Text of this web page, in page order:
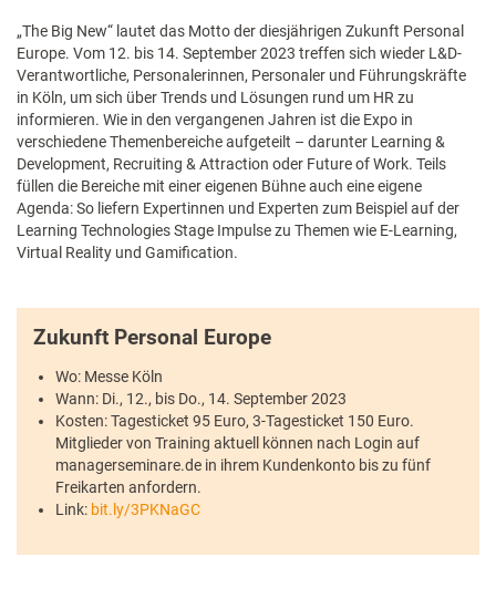
„The Big New“ lautet das Motto der diesjährigen Zukunft Personal
Europe. Vom 12. bis 14. September 2023 treffen sich wieder L&D-
Verantwortliche, Personalerinnen, Personaler und Führungskräfte
in Köln, um sich über Trends und Lösungen rund um HR zu
informieren. Wie in den vergangenen Jahren ist die Expo in
verschiedene Themenbereiche aufgeteilt – darunter Learning &
Development, Recruiting & Attraction oder Future of Work. Teils
füllen die Bereiche mit einer eigenen Bühne auch eine eigene
Agenda: So liefern Expertinnen und Experten zum Beispiel auf der
Learning Technologies Stage Impulse zu Themen wie E-Learning,
Virtual Reality und Gamification.
Zukunft Personal Europe
Wo: Messe Köln
Wann: Di., 12., bis Do., 14. September 2023
Kosten: Tagesticket 95 Euro, 3-Tagesticket 150 Euro.
Mitglieder von Training aktuell können nach Login auf
managerseminare.de in ihrem Kundenkonto bis zu fünf
Freikarten anfordern.
Link: bit.ly/3PKNaGC